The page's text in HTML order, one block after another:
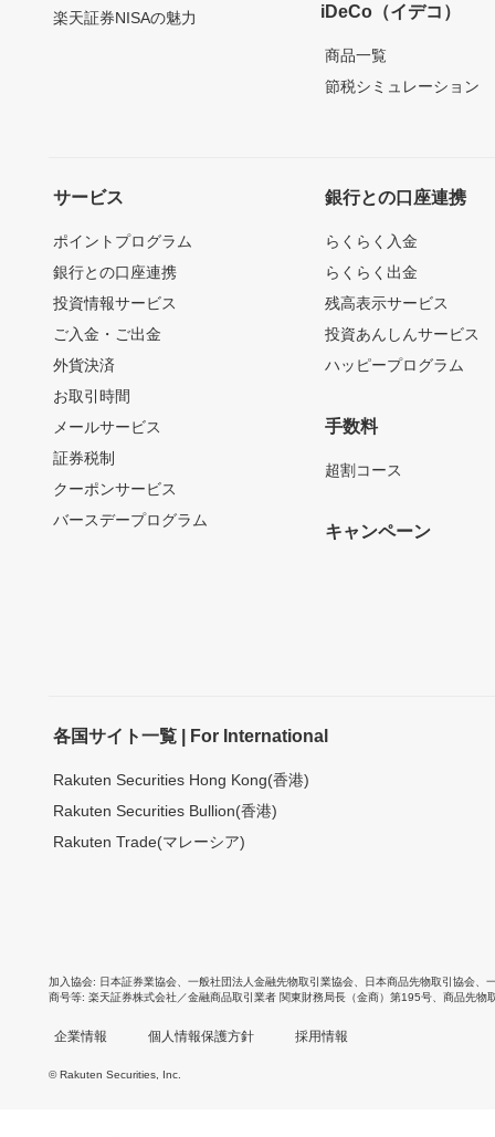
楽天証券NISAの魅力
iDeCo（イデコ）
商品一覧
節税シミュレーション
サービス
ポイントプログラム
銀行との口座連携
投資情報サービス
ご入金・ご出金
外貨決済
お取引時間
メールサービス
証券税制
クーポンサービス
バースデープログラム
銀行との口座連携
らくらく入金
らくらく出金
残高表示サービス
投資あんしんサービス
ハッピープログラム
手数料
超割コース
キャンペーン
各国サイト一覧 | For International
Rakuten Securities Hong Kong(香港)
Rakuten Securities Bullion(香港)
Rakuten Trade(マレーシア)
加入協会 日本証券業協会 一般社団法人金融先物取引業協会 日本商品先物取引協会
商号等 楽天証券株式会社／金融商品取引業者 関東財務局長（金商）第195号、商品先物
企業情報 個人情報保護方針 採用情報
© Rakuten Securities, Inc.